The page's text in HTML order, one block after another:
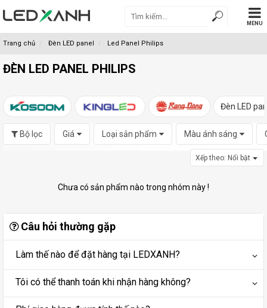
MENU
Trang chủ Đèn LED panel Led Panel Philips
ĐÈN LED PANEL PHILIPS
Đèn LED
Bộ lọc Giá Loại sản phẩm Màu ánh sáng
Xếp theo: Nổi bật
Chưa có sản phẩm nào trong nhóm này !
Câu hỏi thường gặp
Làm thế nào để đặt hàng tại LEDXANH?
Tôi có thể thanh toán khi nhận hàng không?